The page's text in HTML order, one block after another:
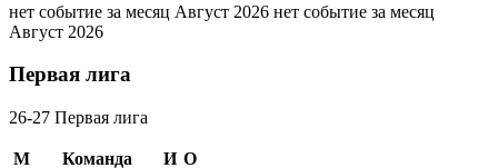
нет событие за месяц Август 2026 нет событие за месяц
Август 2026
Первая лига
26-27 Первая лига
М Команда И О